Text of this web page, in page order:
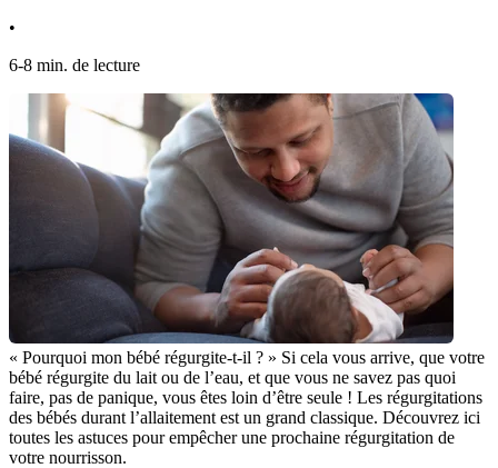
•
6-8 min. de lecture
« Pourquoi mon bébé régurgite-t-il ? » Si cela vous arrive, que votre
bébé régurgite du lait ou de l’eau, et que vous ne savez pas quoi
faire, pas de panique, vous êtes loin d’être seule ! Les régurgitations
des bébés durant l’allaitement est un grand classique. Découvrez ici
toutes les astuces pour empêcher une prochaine régurgitation de
votre nourrisson.